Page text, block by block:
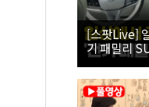
[스팟Live]
기 패밀리